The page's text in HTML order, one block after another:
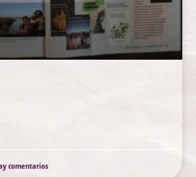
comentarios